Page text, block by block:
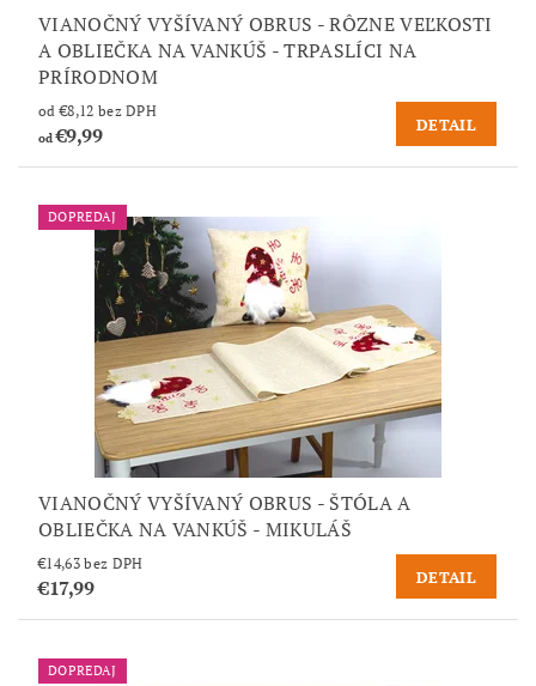
VIANOČNÝ VYŠÍVANÝ OBRUS - RÔZNE VEĽKOSTI
A OBLIEČKA NA VANKÚŠ - TRPASLÍCI NA
PRÍRODNOM
od €8,12 bez DPH
od€9,99 DETAIL
DOPREDAJ
VIANOČNÝ VYŠÍVANÝ OBRUS - ŠTÓLA A
OBLIEČKA NA VANKÚŠ - MIKULÁŠ
€14,63 bez DPH
€17,99 DETAIL
DOPREDAJ